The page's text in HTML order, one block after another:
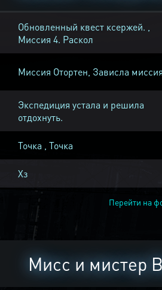
Обновленный квест ксержей. ,
Миссия 4. Раскол
Миссия Отортен, Зависла миссия
Экспедиция устала и решила
отдохнуть.
Точка , Точка
Хз
Перейти на
Мисс и мистер